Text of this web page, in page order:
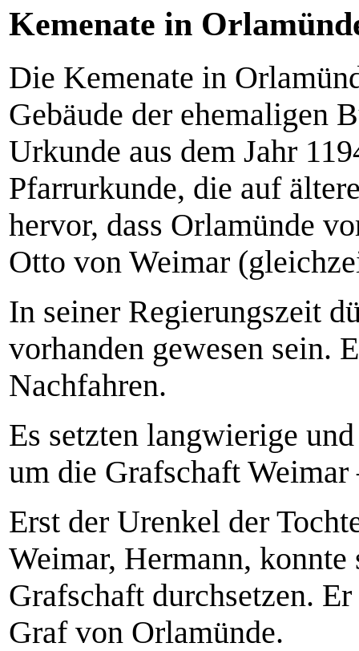
Kemenate in
Die Kemenate in
Gebäude der ehemaligen
Urkunde aus dem Jahr
Pfarrurkunde, die auf
hervor, dass Orlamünde
Otto von Weimar
In seiner Regierungszeit
vorhanden gewesen sein.
Nachfahren.
Es setzten langwierige
um die Grafschaft
Erst der Urenkel der
Weimar, Hermann,
Grafschaft durchsetzen.
Graf von Orlamünde.